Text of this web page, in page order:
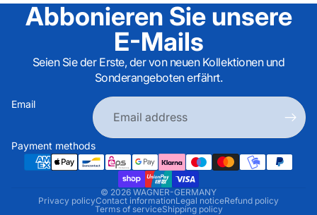
Abbonieren Sie unsere
E-Mails
Seien Sie der Erste, der von neuen Kollektionen und
Sonderangeboten erfährt.
Email
Payment methods
© 2026 WAGNER-GERMANY
Privacy policyContact informationLegal noticeRefund policy
Terms of serviceShipping policy